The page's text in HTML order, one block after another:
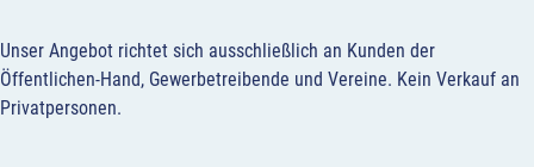
Unser Angebot richtet sich ausschließlich an Kunden der
Öffentlichen-Hand, Gewerbetreibende und Vereine. Kein Verkauf an
Privatpersonen.